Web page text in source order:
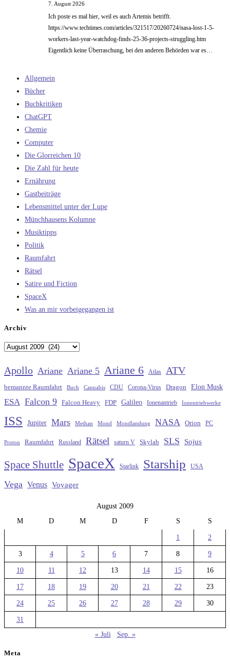
7. August 2026
Ich poste es mal hier, weil es auch Artemis betrifft.
https://www.techtimes.com/articles/321517/20260724/nasa-lost-1-5-
workers-last-year-watchdog-finds-25-36-projects-struggling.htm
Eigentlich keine Überraschung, bei den anderen Behörden war es…
Allgemein
Bücher
Buchkritiken
ChatGPT
Chemie
Computer
Die Glorreichen 10
Die Zahl für heute
Ernährung
Gastbeiträge
Lebensmittel unter der Lupe
Münchhausens Kolumne
Musiktipps
Politik
Raumfahrt
Rätsel
Satire und Fiction
SpaceX
Was an mir vorbeigegangen ist
Archiv
Archiv
Apollo Ariane Ariane 5 Ariane 6 Atlas ATV
bemannte Raumfahrt Buch Cannabis CDU Corona-Virus Dragon Elon Musk
ESA Falcon 9 Falcon Heavy FDP Galileo Ionenantrieb Ionentriebwerke
ISS Jupiter Mars Methan Mond Mondlandung NASA Orion PC
Proton Raumfahrt Russland Rätsel saturn V Skylab SLS Sojus
Space Shuttle SpaceX Starlink Starship USA
Vega Venus Voyager
August 2009
M
D M D F S S
1 2
3 4 5 6 7 8 9
10 11 12 13 14 15 16
17 18 19 20 21 22 23
24 25 26 27 28 29 30
31
« Juli
Sep. »
Meta